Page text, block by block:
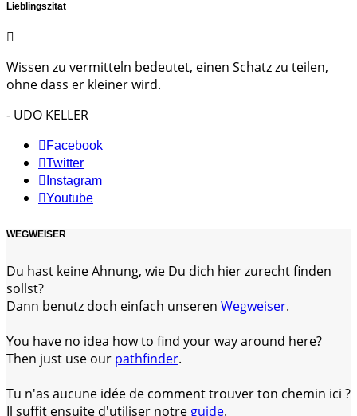
Lieblingszitat
Wissen zu vermitteln bedeutet, einen Schatz zu teilen,
ohne dass er kleiner wird.
- UDO KELLER
Facebook
Twitter
Instagram
Youtube
WEGWEISER
Du hast keine Ahnung, wie Du dich hier zurecht finden
sollst?
Dann benutz doch einfach unseren Wegweiser.
You have no idea how to find your way around here?
Then just use our pathfinder.
Tu n'as aucune idée de comment trouver ton chemin ici ?
Il suffit ensuite d'utiliser notre guide.